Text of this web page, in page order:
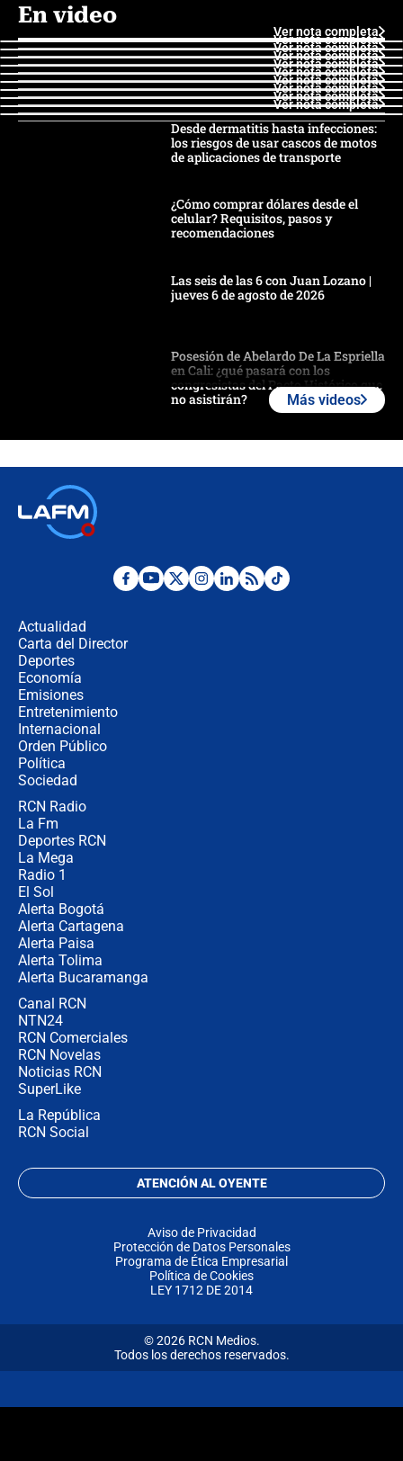
En video
Ver nota completa
Ver nota completa
Ver nota completa
Ver nota completa
Ver nota completa
Ver nota completa
Ver nota completa
Ver nota completa
Ver nota completa
Ver nota completa
Desde dermatitis hasta infecciones:
los riesgos de usar cascos de motos
de aplicaciones de transporte
¿Cómo comprar dólares desde el
celular? Requisitos, pasos y
recomendaciones
Las seis de las 6 con Juan Lozano |
jueves 6 de agosto de 2026
Posesión de Abelardo De La Espriella
en Cali: ¿qué pasará con los
congresistas del Pacto Histórico que
no asistirán?
¿Por qué De la Espriella gobernará
Más videos
Actualidad
Carta del Director
Deportes
Economía
Emisiones
Entretenimiento
Internacional
Orden Público
Política
Sociedad
RCN Radio
La Fm
Deportes RCN
La Mega
Radio 1
El Sol
Alerta Bogotá
Alerta Cartagena
Alerta Paisa
Alerta Tolima
Alerta Bucaramanga
Canal RCN
NTN24
RCN Comerciales
RCN Novelas
Noticias RCN
SuperLike
La República
RCN Social
ATENCIÓN AL OYENTE
Aviso de Privacidad
Protección de Datos Personales
Programa de Ética Empresarial
Política de Cookies
LEY 1712 DE 2014
© 2026 RCN Medios.
Todos los derechos reservados.